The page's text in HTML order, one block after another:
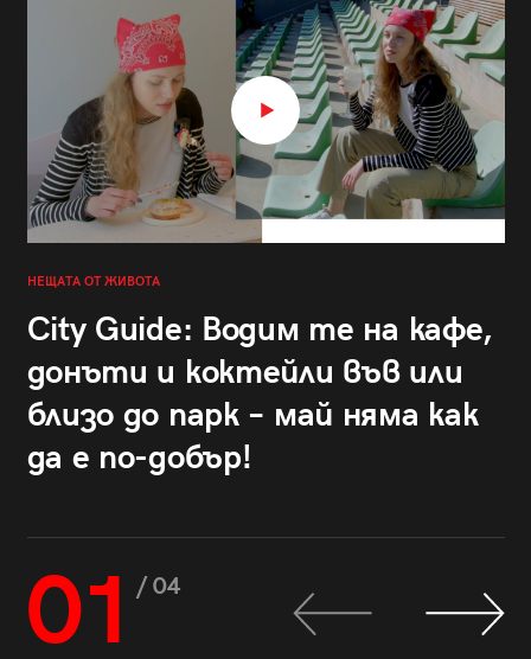
НЕЩАТА ОТ ЖИВОТА
City Guide: Водим те на кафе,
донъти и коктейли във или
близо до парк – май няма как
да е по-добър!
01 / 04